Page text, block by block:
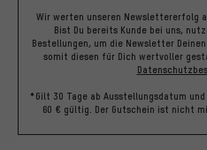
Wir werten unseren Newslettererfolg
Bist Du bereits Kunde bei uns,
Bestellungen, um die Newsletter
somit diesen für Dich wertvoller
*Gilt 30 Tage ab Ausstellungsdatum
60 € gültig. Der Gutschein ist nicht